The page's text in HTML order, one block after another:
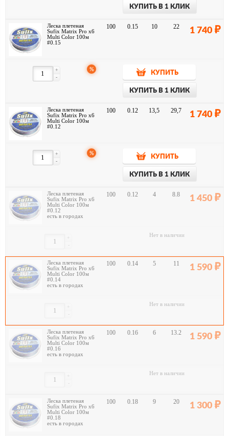
КУПИТЬ В 1 КЛИК
Леска плетеная
Sufix Matrix Pro x6
Multi Color 100м
#0.15
100 0.15 10 22 1 740
-
+ %
КУПИТЬ
КУПИТЬ В 1 КЛИК
Леска плетеная
Sufix Matrix Pro x6
Multi Color 100м
#0.12
100 0.12 13,5 29,7 1 740
-
+ %
КУПИТЬ
КУПИТЬ В 1 КЛИК
Леска плетеная
Sufix Matrix Pro x6
Multi Color 100м
#0.12
есть в городах
100 0.12 4 8.8 1 450
-
+ Нет в наличии
Леска плетеная
Sufix Matrix Pro x6
Multi Color 100м
#0.14
есть в городах
100 0.14 5 11 1 590
-
+ Нет в наличии
Леска плетеная
Sufix Matrix Pro x6
Multi Color 100м
#0.16
есть в городах
100 0.16 6 13.2 1 590
-
+ Нет в наличии
Леска плетеная
Sufix Matrix Pro x6
Multi Color 100м
#0.18
есть в городах
100 0.18 9 20 1 300